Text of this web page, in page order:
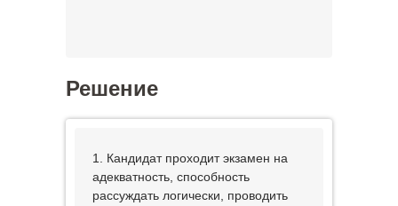
Решение
1. Кандидат проходит экзамен на
адекватность, способность
рассуждать логически, проводить